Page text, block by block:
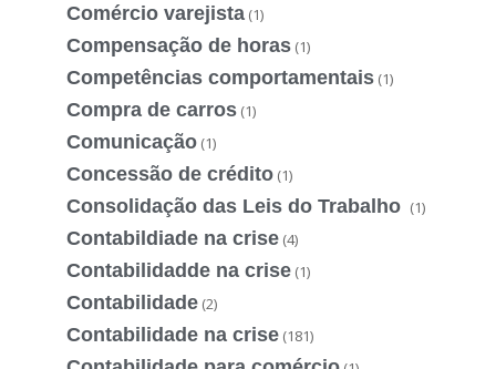
Comércio varejista (1)
Compensação de horas (1)
Competências comportamentais (1)
Compra de carros (1)
Comunicação (1)
Concessão de crédito (1)
Consolidação das Leis do Trabalho (1)
Contabildiade na crise (4)
Contabilidadde na crise (1)
Contabilidade (2)
Contabilidade na crise (181)